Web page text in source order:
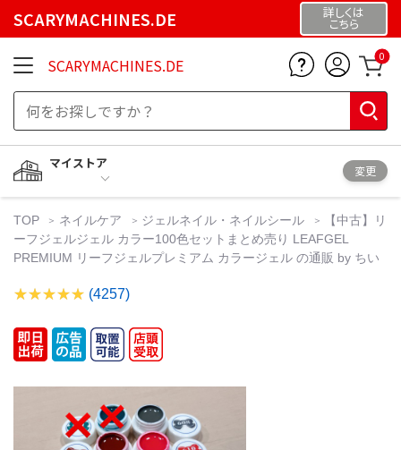
SCARYMACHINES.DE 詳しくは
こちら
SCARYMACHINES.DE 0
マイストア
変更
TOP ネイルケア ジェルネイル・ネイルシール
【中古】リ
ーフジェルジェル カラー100色セットまとめ売り LEAFGEL
PREMIUM リーフジェルプレミアム カラージェル の通販 by ちい
(4257)